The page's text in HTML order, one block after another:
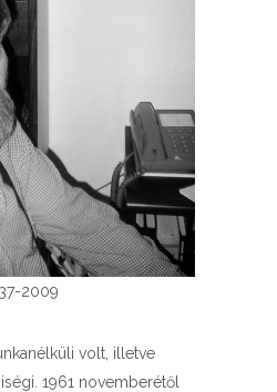
2009
volt, illetve
1961 novemberétől